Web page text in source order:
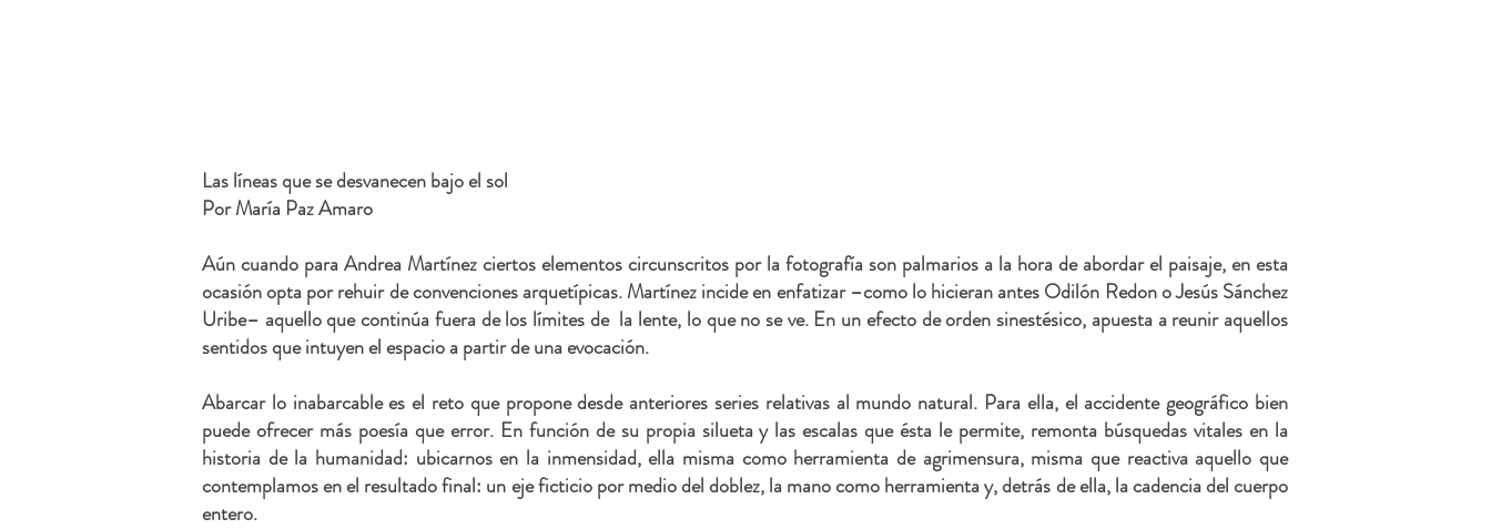
Las líneas que se desvanecen bajo el sol
Por María Paz Amaro
Aún cuando para Andrea Martínez ciertos elementos circunscritos por la fotografía son palmarios a la hora de abordar el paisaje, en esta
ocasión opta por rehuir de convenciones arquetípicas. Martínez incide en enfatizar –como lo hicieran antes Odilón Redon o Jesús Sánchez
Uribe– aquello que continúa fuera de los límites de la lente, lo que no se ve. En un efecto de orden sinestésico, apuesta a reunir aquellos
sentidos que intuyen el espacio a partir de una evocación.
Abarcar lo inabarcable es el reto que propone desde anteriores series relativas al mundo natural. Para ella, el accidente geográfico bien
puede ofrecer más poesía que error. En función de su propia silueta y las escalas que ésta le permite, remonta búsquedas vitales en la
historia de la humanidad: ubicarnos en la inmensidad, ella misma como herramienta de agrimensura, misma que reactiva aquello que
contemplamos en el resultado final: un eje ficticio por medio del doblez, la mano como herramienta y, detrás de ella, la cadencia del cuerpo
entero.